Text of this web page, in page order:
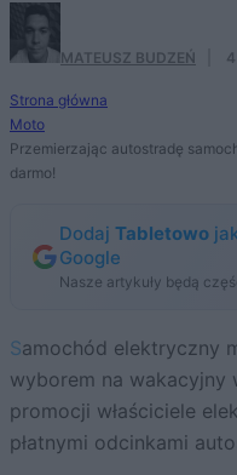
MATEUSZ BUDZEŃ
Strona główna
Moto
Przemierzając autostradę
darmo!
Dodaj Tabletowo
Google
Nasze artykuły będą
Samochód elektryczny może okazać się świetnym
wyborem na wakacyjny
promocji właściciele
płatnymi odcinkami